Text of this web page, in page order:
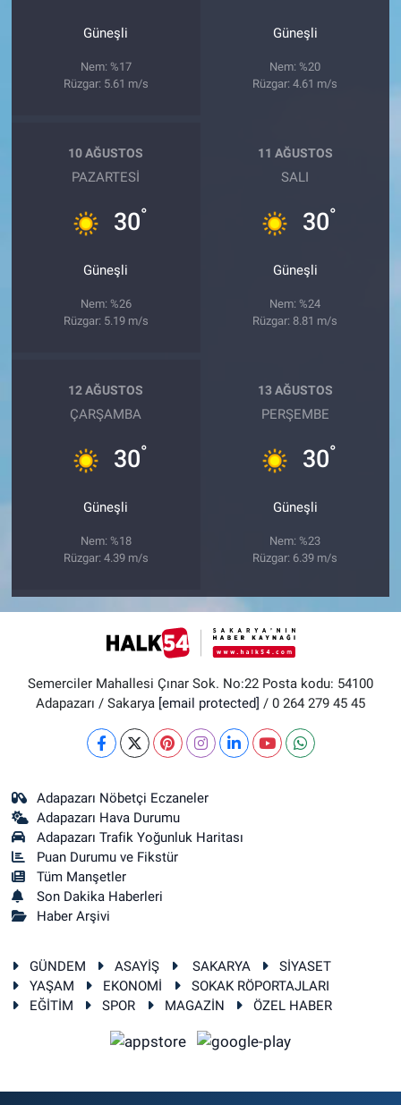
Güneşli
Nem: %17
Rüzgar: 5.61 m/s
Güneşli
Nem: %20
Rüzgar: 4.61 m/s
10 AĞUSTOS
PAZARTESI
30°
Güneşli
Nem: %26
Rüzgar: 5.19 m/s
11 AĞUSTOS
SALI
30°
Güneşli
Nem: %24
Rüzgar: 8.81 m/s
12 AĞUSTOS
ÇARŞAMBA
30°
Güneşli
Nem: %18
Rüzgar: 4.39 m/s
13 AĞUSTOS
PERŞEMBE
30°
Güneşli
Nem: %23
Rüzgar: 6.39 m/s
Semerciler Mahallesi Çınar Sok. No:22 Posta kodu: 54100
Adapazarı / Sakarya [email protected] / 0 264 279 45 45
Adapazarı Nöbetçi Eczaneler
Adapazarı Hava Durumu
Adapazarı Trafik Yoğunluk Haritası
Puan Durumu ve Fikstür
Tüm Manşetler
Son Dakika Haberleri
Haber Arşivi
GÜNDEM ASAYİŞ SAKARYA
SİYASET
YAŞAM
EKONOMİ
SOKAK RÖPORTAJLARI
EĞİTİM
SPOR MAGAZİN ÖZEL HABER